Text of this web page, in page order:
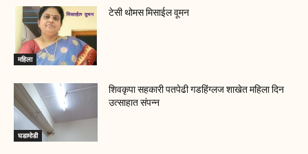
महिला
टेसी थोमस मिसाईल वूमन
घडामोडी
शिवकृपा सहकारी पतपेढी गडहिंग्लज शाखेत महिला दिन
उत्साहात संपन्न